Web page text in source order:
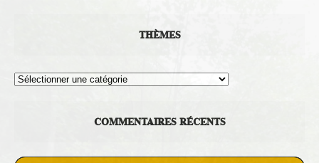
THÈMES
Thèmes
COMMENTAIRES RÉCENTS